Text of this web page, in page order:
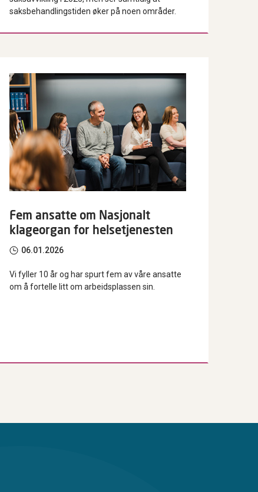
saksbehandlingstiden øker på noen områder.
Fem ansatte om Nasjonalt
klageorgan for helsetjenesten
06.01.2026
Vi fyller 10 år og har spurt fem av våre ansatte
om å fortelle litt om arbeidsplassen sin.